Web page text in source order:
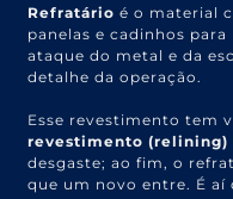
Refratário é o material
panelas e cadinhos
ataque do metal e da
detalhe da operação.
Esse revestimento tem
revestimento (relining)
desgaste; ao fim, o
que um novo entre. É aí